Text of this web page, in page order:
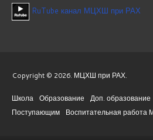
RuTube канал МЦХШ при РАХ
Copyright © 2026. МЦХШ при РАХ.
Школа Образование Доп. образование
Поступающим
Воспитательная